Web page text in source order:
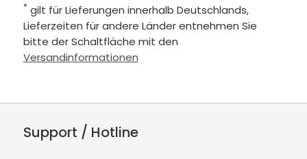
* gilt für Lieferungen innerhalb Deutschlands,
Lieferzeiten für andere Länder entnehmen Sie
bitte der Schaltfläche mit den
Versandinformationen
Support / Hotline